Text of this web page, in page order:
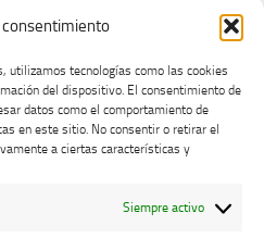
utilizamos tecnologías como las cookies
del dispositivo. El consentimiento de
datos como el comportamiento de
en este sitio. No consentir o retirar el
a ciertas características y
Siempre activo
quejas y sugerencias